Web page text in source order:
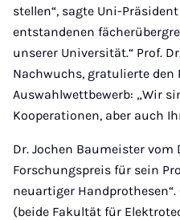
stellen“, sagte Uni-
entstandenen
unserer Universität.“ Prof.
Nachwuchs, gratulierte
Auswahlwettbewerb: „Wir
Kooperationen, aber auch
Dr. Jochen Baumeister
Forschungspreis für sein
neuartiger
(beide Fakultät für